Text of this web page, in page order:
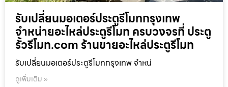
รับเปลี่ยนมอเตอร์ประตูรีโมทกรุงเทพ
จำหน่ายอะไหล่ประตูรีโมท ครบวงจรที่ ประตู
รั้วรีโมท.com ร้านขายอะไหล่ประตูรีโมท
รับเปลี่ยนมอเตอร์ประตูรีโมทกรุงเทพ จำหน่
ดูเพิ่มเติม »